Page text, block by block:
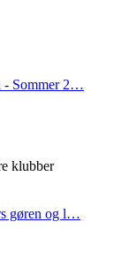
- Sommer 2…
klubber
gøren og l…